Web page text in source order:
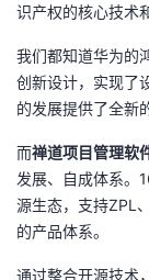
识产权的核心技术
我们都知道华为的
创新设计，实现了
的发展提供了全新
而禅道项目管理软
发展、自成体系。
源生态，支持ZPL
的产品体系。
通过整合开源技术